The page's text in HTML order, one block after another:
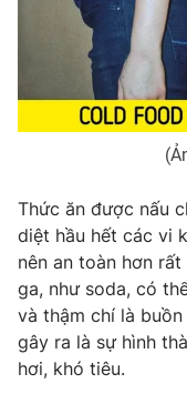
Thức ăn được nấu
diệt hầu hết các vi
nên an toàn hơn
ga, như soda, có
và thậm chí là
gây ra là sự hình
hơi, khó tiêu.